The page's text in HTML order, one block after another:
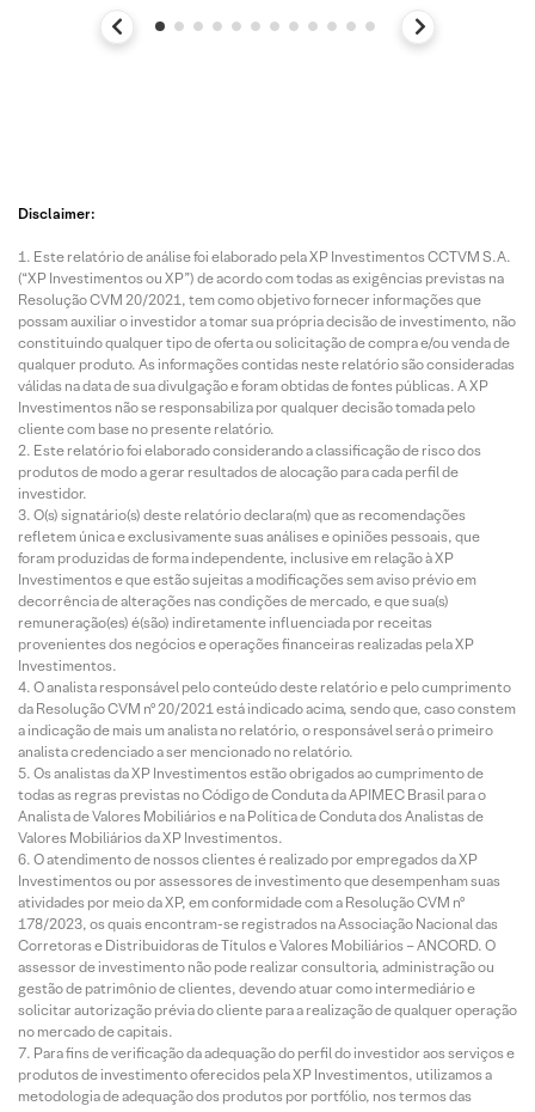
Disclaimer:
Este relatório de análise foi elaborado pela XP Investimentos CCTVM S.A.
(“XP Investimentos ou XP”) de acordo com todas as exigências previstas na
Resolução CVM 20/2021, tem como objetivo fornecer informações que
possam auxiliar o investidor a tomar sua própria decisão de investimento, não
constituindo qualquer tipo de oferta ou solicitação de compra e/ou venda de
qualquer produto. As informações contidas neste relatório são consideradas
válidas na data de sua divulgação e foram obtidas de fontes públicas. A XP
Investimentos não se responsabiliza por qualquer decisão tomada pelo
cliente com base no presente relatório.
Este relatório foi elaborado considerando a classificação de risco dos
produtos de modo a gerar resultados de alocação para cada perfil de
investidor.
O(s) signatário(s) deste relatório declara(m) que as recomendações
refletem única e exclusivamente suas análises e opiniões pessoais, que
foram produzidas de forma independente, inclusive em relação à XP
Investimentos e que estão sujeitas a modificações sem aviso prévio em
decorrência de alterações nas condições de mercado, e que sua(s)
remuneração(es) é(são) indiretamente influenciada por receitas
provenientes dos negócios e operações financeiras realizadas pela XP
Investimentos.
O analista responsável pelo conteúdo deste relatório e pelo cumprimento
da Resolução CVM nº 20/2021 está indicado acima, sendo que, caso constem
a indicação de mais um analista no relatório, o responsável será o primeiro
analista credenciado a ser mencionado no relatório.
Os analistas da XP Investimentos estão obrigados ao cumprimento de
todas as regras previstas no Código de Conduta da APIMEC Brasil para o
Analista de Valores Mobiliários e na Política de Conduta dos Analistas de
Valores Mobiliários da XP Investimentos.
O atendimento de nossos clientes é realizado por empregados da XP
Investimentos ou por assessores de investimento que desempenham suas
atividades por meio da XP, em conformidade com a Resolução CVM nº
178/2023, os quais encontram-se registrados na Associação Nacional das
Corretoras e Distribuidoras de Títulos e Valores Mobiliários – ANCORD. O
assessor de investimento não pode realizar consultoria, administração ou
gestão de patrimônio de clientes, devendo atuar como intermediário e
solicitar autorização prévia do cliente para a realização de qualquer operação
no mercado de capitais.
Para fins de verificação da adequação do perfil do investidor aos serviços e
produtos de investimento oferecidos pela XP Investimentos, utilizamos a
metodologia de adequação dos produtos por portfólio, nos termos das